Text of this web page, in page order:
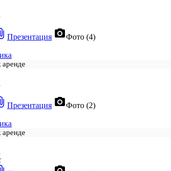
Презентация photo_cameraФото (4)
аренде
Презентация photo_cameraФото (2)
аренде